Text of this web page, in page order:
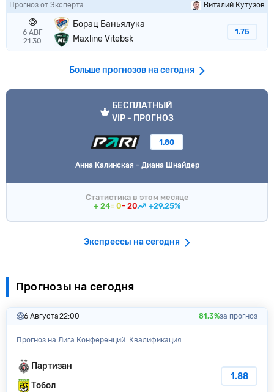
Прогноз от Эксперта Виталий Кутузов
6 АВГ
21:30
Борац Баньялука
Maxline Vitebsk
1.75
Больше прогнозов на сегодня
VIP прогноз
БЕСПЛАТНЫЙ
VIP - ПРОГНОЗ
1.80
Анна Калинская - Диана Шнайдер
Статистика в этом месяце
+ 24= 0- 20 +29.25%
Экспрессы на сегодня
Прогнозы на сегодня
6 Августа22:00 81.3%за прогноз
Прогноз на Лига Конференций. Квалификация
Партизан
Тобол
1.88